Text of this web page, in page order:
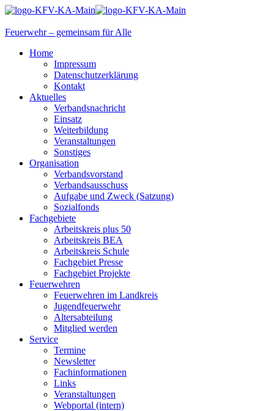
Feuerwehr – gemeinsam für Alle
Home
Impressum
Datenschutzerklärung
Kontakt
Aktuelles
Verbandsnachricht
Einsatz
Weiterbildung
Veranstaltungen
Sonstiges
Organisation
Verbandsvorstand
Verbandsausschuss
Aufgabe und Zweck (Satzung)
Sozialfonds
Fachgebiete
Arbeitskreis plus 50
Arbeitskreis BEA
Arbeitskreis Schule
Fachgebiet Presse
Fachgebiet Projekte
Feuerwehren
Feuerwehren im Landkreis
Jugendfeuerwehr
Altersabteilung
Mitglied werden
Service
Termine
Newsletter
Fachinformationen
Links
Veranstaltungen
Webportal (intern)